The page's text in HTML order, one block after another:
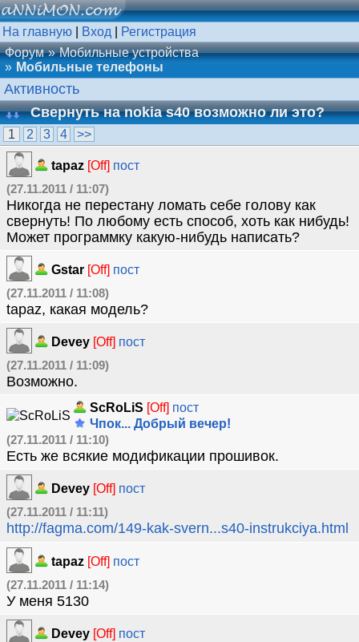
На главную Вход
Регистрация
Форум
Мобильные устройства
Мобильные телефоны
Активность
Свернуть на nokia s40 возможно ли это?
1 2 3 4 >>
tapaz [Off] пост
(27.11.2011 / 11:07)
Никогда не перестану ломать себе голову как
свернуть! По любому есть способ, хоть как нибудь!
Может программку какую-нибудь написать?
Gstar [Off] пост
(27.11.2011 / 11:08)
tapaz, какая модель?
Devey [Off] пост
(27.11.2011 / 11:09)
Возможно.
ScRoLiS [Off] пост
Чпок... Добрый вечер!
(27.11.2011 / 11:10)
Есть же всякие модификации прошивок.
Devey [Off] пост
(27.11.2011 / 11:11)
http://fagma.com/149-kak-svern...s40-instrukciya.html
tapaz [Off] пост
(27.11.2011 / 11:14)
У меня 5130
Devey [Off] пост